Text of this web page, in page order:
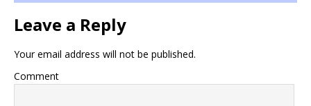
Leave a Reply
Your email address will not be published.
Comment